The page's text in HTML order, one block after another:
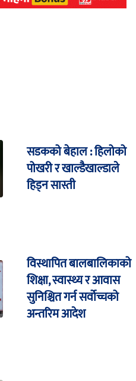
सडकको बेहाल : हिलोको
पोखरी र खाल्डैखाल्डाले
हिड्न सास्ती
विस्थापित बालबालिकाको
शिक्षा, स्वास्थ्य र आवास
सुनिश्चित गर्न सर्वोच्चको
अन्तरिम आदेश